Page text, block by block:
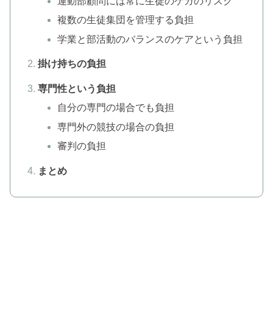
複数の生徒集団を管理する負担
学業と部活動のバランスのケアという負担
掛け持ちの負担
専門性という負担
自分の専門の場合でも負担
専門外の競技の場合の負担
審判の負担
まとめ